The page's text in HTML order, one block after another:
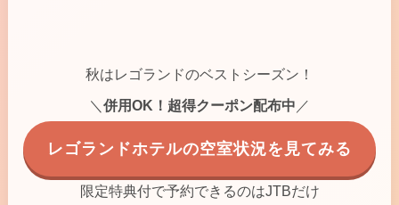
秋はレゴランドのベストシーズン！
＼ 併用OK！超得クーポン配布中 ／
レゴランドホテルの空室状況を見てみる
限定特典付で予約できるのはJTBだけ